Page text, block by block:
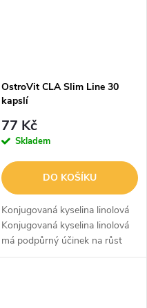
OstroVit CLA Slim Line 30
kapslí
77 Kč
Skladem
DO KOŠÍKU
Konjugovaná kyselina linolová
Konjugovaná kyselina linolová
má podpůrný účinek na růst
svalové hmoty a pomáhá